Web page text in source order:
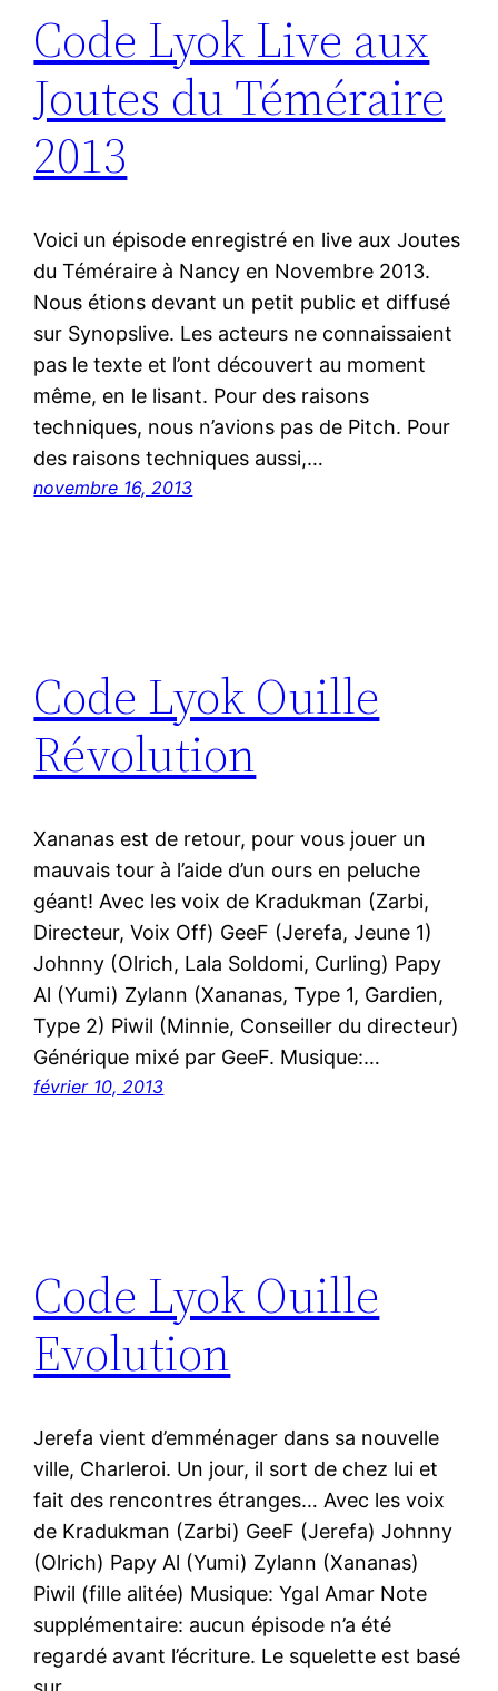
Code Lyok Live aux
Joutes du Téméraire
2013
Voici un épisode enregistré en live aux Joutes
du Téméraire à Nancy en Novembre 2013.
Nous étions devant un petit public et diffusé
sur Synopslive. Les acteurs ne connaissaient
pas le texte et l’ont découvert au moment
même, en le lisant. Pour des raisons
techniques, nous n’avions pas de Pitch. Pour
des raisons techniques aussi,…
novembre 16, 2013
Code Lyok Ouille
Révolution
Xananas est de retour, pour vous jouer un
mauvais tour à l’aide d’un ours en peluche
géant! Avec les voix de Kradukman (Zarbi,
Directeur, Voix Off) GeeF (Jerefa, Jeune 1)
Johnny (Olrich, Lala Soldomi, Curling) Papy
Al (Yumi) Zylann (Xananas, Type 1, Gardien,
Type 2) Piwil (Minnie, Conseiller du directeur)
Générique mixé par GeeF. Musique:…
février 10, 2013
Code Lyok Ouille
Evolution
Jerefa vient d’emménager dans sa nouvelle
ville, Charleroi. Un jour, il sort de chez lui et
fait des rencontres étranges… Avec les voix
de Kradukman (Zarbi) GeeF (Jerefa) Johnny
(Olrich) Papy Al (Yumi) Zylann (Xananas)
Piwil (fille alitée) Musique: Ygal Amar Note
supplémentaire: aucun épisode n’a été
regardé avant l’écriture. Le squelette est basé